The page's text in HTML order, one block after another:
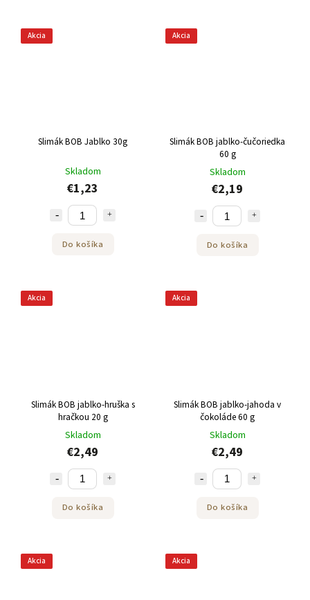
Akcia
Slimák BOB Jablko 30g
Skladom
€1,23
Do košíka
Akcia
Slimák BOB jablko-čučoriedka
60 g
Skladom
€2,19
Do košíka
Akcia
Slimák BOB jablko-hruška s
hračkou 20 g
Skladom
€2,49
Do košíka
Akcia
Slimák BOB jablko-jahoda v
čokoláde 60 g
Skladom
€2,49
Do košíka
Akcia Akcia